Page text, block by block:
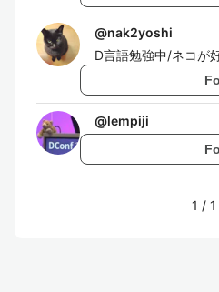
@nak2yoshi
D言語勉強中/ネコが
@lempiji
1 / 1